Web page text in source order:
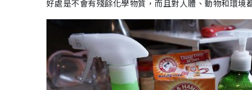
好處是不會有殘餘化學物質，而且對人體、動物和環境